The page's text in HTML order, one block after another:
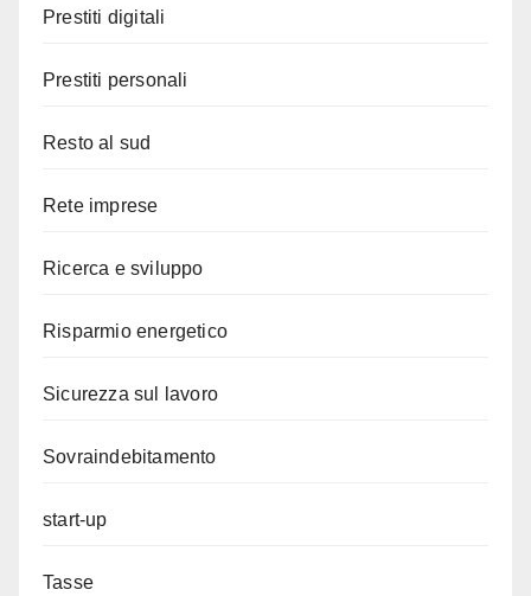
Prestiti digitali
Prestiti personali
Resto al sud
Rete imprese
Ricerca e sviluppo
Risparmio energetico
Sicurezza sul lavoro
Sovraindebitamento
start-up
Tasse